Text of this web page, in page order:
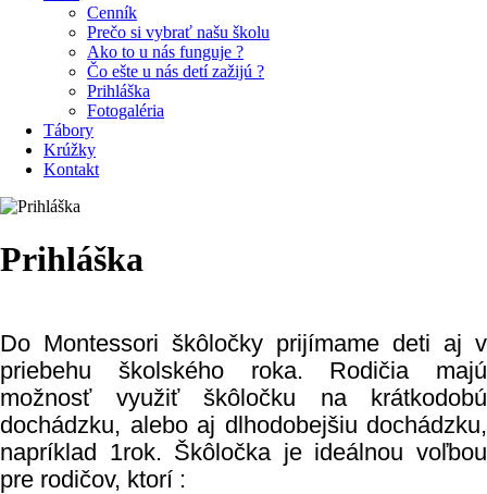
Cenník
Prečo si vybrať našu školu
Ako to u nás funguje ?
Čo ešte u nás detí zažijú ?
Prihláška
Fotogaléria
Tábory
Krúžky
Kontakt
Prihláška
Do Montessori škôločky prijímame deti aj v
priebehu školského roka. Rodičia majú
možnosť využiť škôločku na krátkodobú
dochádzku, alebo aj dlhodobejšiu dochádzku,
napríklad 1rok. Škôločka je ideálnou voľbou
pre rodičov, ktorí :